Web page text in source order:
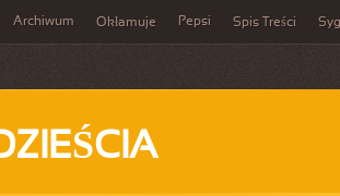
Archiwum Okłamuje Pepsi Spis Treści